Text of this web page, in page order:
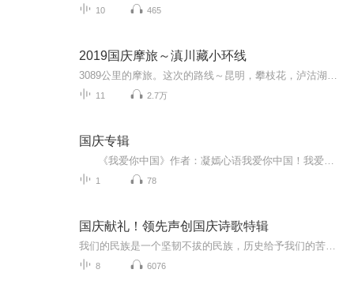
10 465
2019国庆摩旅～滇川藏小环线
11 2.7万
国庆专辑
1 78
国庆献礼！领先声创国庆诗歌特辑
8 6076